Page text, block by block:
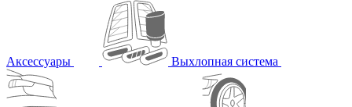
Аксессуары Выхлопная система